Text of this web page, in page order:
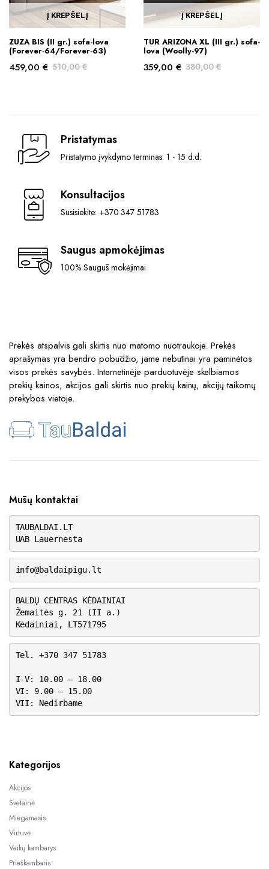
the
page
Į KREPŠELĮ
ZUZA BIS (II gr.) sofa-lova
(Forever-64/Forever-63)
510,00€
510,00 €.
459,00 €
459,00 €.
Į KREPŠELĮ
TUR ARIZONA XL (III gr.) sofa-
lova (Woolly-97)
380,00€
380,00 €.
359,00 €
359,00 €.
Pristatymas
Pristatymo įvykdymo terminas: 1 - 15 d.d.
Konsultacijos
Susisiekite: +370 347 51783
Saugus apmokėjimas
100% Saugūs mokėjimai
Prekės atspalvis gali skirtis nuo matomo nuotraukoje. Prekės
aprašymas yra bendro pobūdžio, jame nebūtinai yra paminėtos
visos prekės savybės. Internetinėje parduotuvėje skelbiamos
prekių kainos, akcijos gali skirtis nuo prekių kainų, akcijų taikomų
prekybos vietoje.
Mūsų kontaktai
TAUBALDAI.LT
UAB Lauernesta
info@baldaipigu.lt
BALDŲ CENTRAS KĖDAINIAI
Žemaitės g. 21 (II a.)
Kėdainiai, LT571795
Tel. +370 347 51783
I-V: 10.00 – 18.00
VI: 9.00 – 15.00
VII: Nedirbame
Kategorijos
Akcijos
Svetainė
Miegamasis
Virtuvė
Vaikų kambarys
Prieškambaris